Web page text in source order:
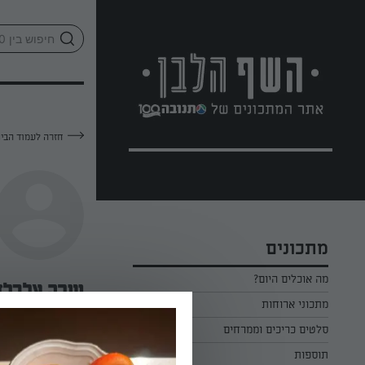
מתכונים
מה אוכלים היום?
מתכוני ארוחות
ארוחת בוקר
ארוחת צהריים
סלטים כריכים וממרחים
כל הסלטים כריכים וממרחים
תוספות
חזרה לעמוד
שרה
—